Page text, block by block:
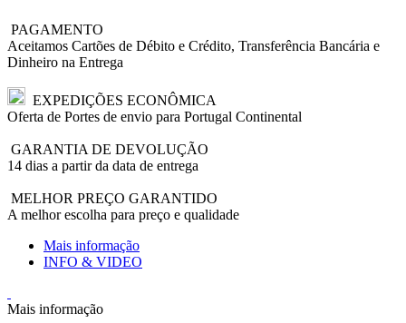
PAGAMENTO
Aceitamos Cartões de Débito e Crédito, Transferência Bancária e
Dinheiro na Entrega
EXPEDIÇÕES ECONÔMICA
Oferta de Portes de envio para Portugal Continental
GARANTIA DE DEVOLUÇÃO
14 dias a partir da data de entrega
MELHOR PREÇO GARANTIDO
A melhor escolha para preço e qualidade
Mais informação
INFO & VIDEO
Mais informação